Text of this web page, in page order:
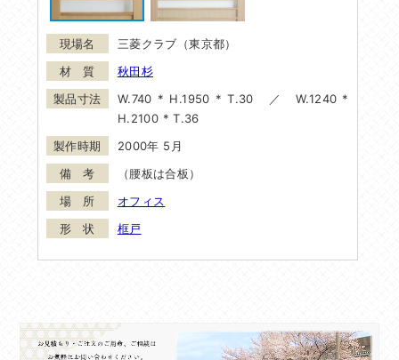
三菱クラブ（東京都）
秋田杉
W.740 * H.1950 * T.30 ／ W.1240 *
H.2100 * T.36
2000年 5月
（腰板は合板）
オフィス
框戸